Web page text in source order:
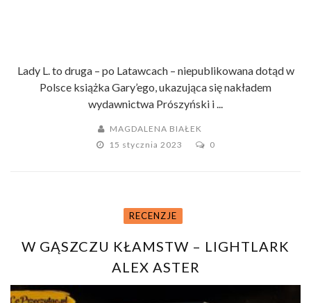
Lady L. to druga – po Latawcach – niepublikowana dotąd w
Polsce książka Gary’ego, ukazująca się nakładem
wydawnictwa Prószyński i ...
MAGDALENA BIAŁEK
15 stycznia 2023
0
RECENZJE
W GĄSZCZU KŁAMSTW – LIGHTLARK
ALEX ASTER